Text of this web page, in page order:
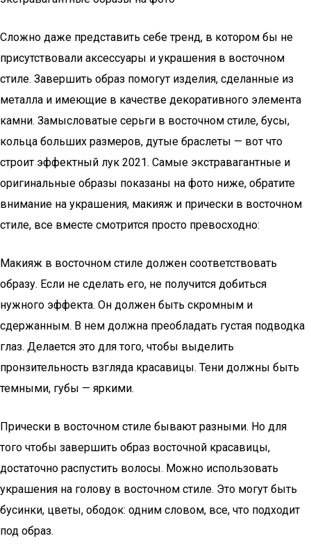
Сложно даже представить себе тренд, в котором бы не
присутствовали аксессуары и украшения в восточном
стиле. Завершить образ помогут изделия, сделанные из
металла и имеющие в качестве декоративного элемента
камни. Замысловатые серьги в восточном стиле, бусы,
кольца больших размеров, дутые браслеты — вот что
строит эффектный лук 2021. Самые экстравагантные и
оригинальные образы показаны на фото ниже, обратите
внимание на украшения, макияж и прически в восточном
стиле, все вместе смотрится просто превосходно:
Макияж в восточном стиле должен соответствовать
образу. Если не сделать его, не получится добиться
нужного эффекта. Он должен быть скромным и
сдержанным. В нем должна преобладать густая подводка
глаз. Делается это для того, чтобы выделить
пронзительность взгляда красавицы. Тени должны быть
темными, губы — яркими.
Прически в восточном стиле бывают разными. Но для
того чтобы завершить образ восточной красавицы,
достаточно распустить волосы. Можно использовать
украшения на голову в восточном стиле. Это могут быть
бусинки, цветы, ободок: одним словом, все, что подходит
под образ.